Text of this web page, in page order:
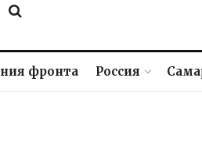
фронта Россия